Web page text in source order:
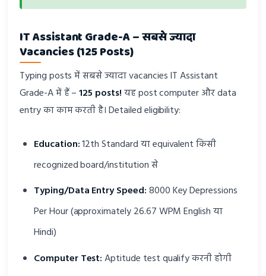
IT Assistant Grade-A – सबसे ज्यादा
Vacancies (125 Posts)
Typing posts में सबसे ज्यादा vacancies IT Assistant
Grade-A में हैं –125 posts!यह post computer और data
entry का काम करती है। Detailed eligibility:
Education:12th Standard या equivalent किसी
recognized board/institution से
Typing/Data Entry Speed:8000 Key Depressions
Per Hour (approximately 26.67 WPM English या
Hindi)
Computer Test:Aptitude test qualify करनी होगी